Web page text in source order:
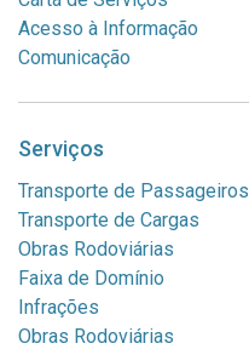
Acesso à Informação
Comunicação
Serviços
Transporte de Passageiros
Transporte de Cargas
Obras Rodoviárias
Faixa de Domínio
Infrações
Obras Rodoviárias